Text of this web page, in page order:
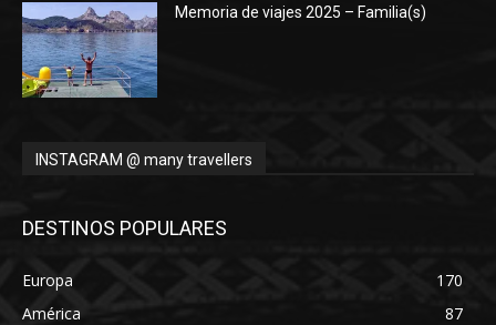
Memoria de viajes 2025 – Familia(s)
INSTAGRAM @ many travellers
DESTINOS POPULARES
Europa
170
América
87